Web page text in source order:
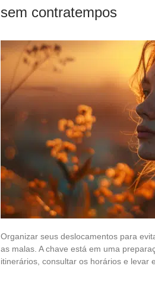
sem contratempos
Organizar seus deslocamentos para
as malas. A chave está em uma
itinerários, consultar os horários e levar